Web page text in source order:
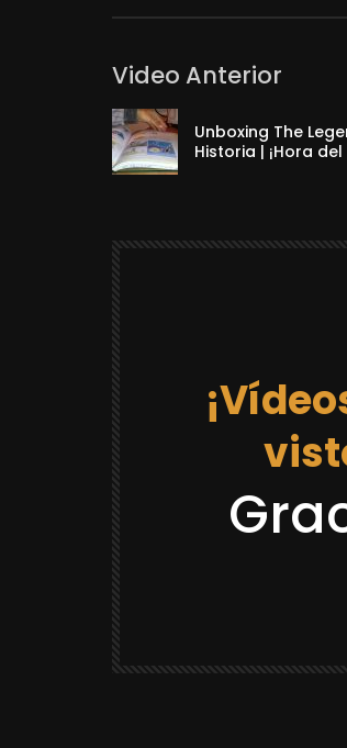
Video Anterior
Unboxing The
Historia | ¡Hora
DRAGON BALL REACCIONES